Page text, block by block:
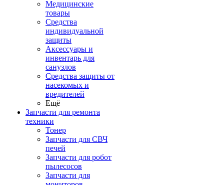
Медицинские
товары
Средства
индивидуальной
защиты
Аксессуары и
инвентарь для
санузлов
Средства защиты от
насекомых и
вредителей
Ещё
Запчасти для ремонта
техники
Тонер
Запчасти для СВЧ
печей
Запчасти для робот
пылесосов
Запчасти для